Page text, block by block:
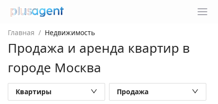
Главная / Недвижимость
Продажа и аренда квартир в
городе Москва
Квартиры Продажа